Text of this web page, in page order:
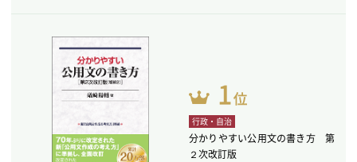
行政・自治
分かりやすい公用文の書き方 第
２次改訂版